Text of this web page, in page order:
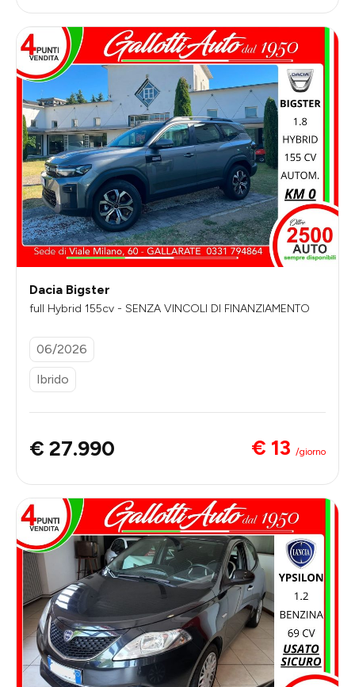
Dacia Bigster
full Hybrid 155cv - SENZA VINCOLI DI FINANZIAMENTO
06/2026
Ibrido
€ 27.990 € 13 /giorno